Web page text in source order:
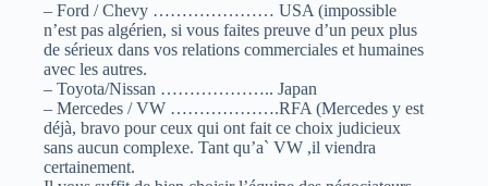
– Ford / Chevy ………………… USA (impossible
n’est pas algérien, si vous faites preuve d’un peux plus
de sérieux dans vos relations commerciales et humaines
avec les autres.
– Toyota/Nissan ……………….. Japan
– Mercedes / VW ……………….RFA (Mercedes y est
déjà, bravo pour ceux qui ont fait ce choix judicieux
sans aucun complexe. Tant qu’a` VW ,il viendra
certainement.